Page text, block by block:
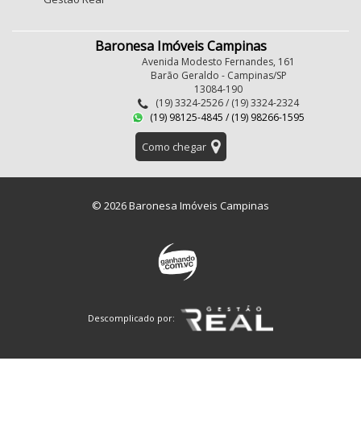
Baronesa Imóveis Campinas
Avenida Modesto Fernandes, 161
Barão Geraldo - Campinas/SP
13084-190
(19) 3324-2526 / (19) 3324-2324
(19) 98125-4845 / (19) 98266-1595
Como chegar
© 2026 Baronesa Imóveis Campinas
Descomplicado por: